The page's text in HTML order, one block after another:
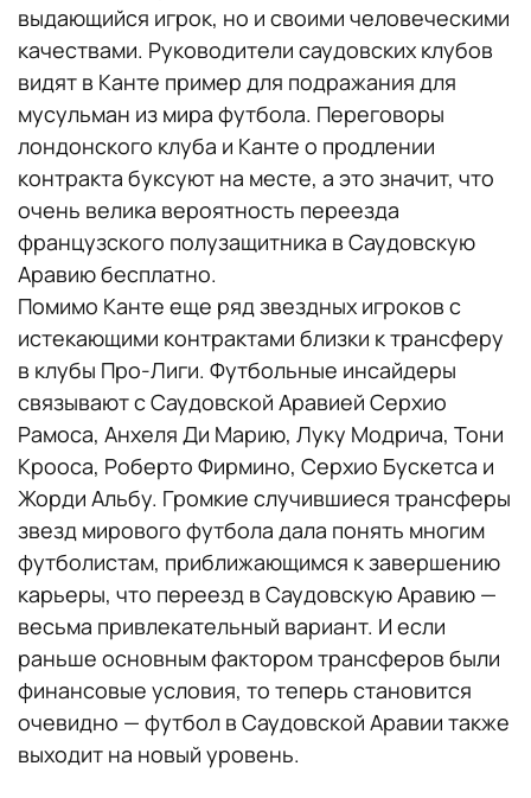
выдающийся игрок, но и своими человеческими
качествами. Руководители саудовских клубов
видят в Канте пример для подражания для
мусульман из мира футбола. Переговоры
лондонского клуба и Канте о продлении
контракта буксуют на месте, а это значит, что
очень велика вероятность переезда
французского полузащитника в Саудовскую
Аравию бесплатно.
Помимо Канте еще ряд звездных игроков с
истекающими контрактами близки к трансферу
в клубы Про-Лиги. Футбольные инсайдеры
связывают с Саудовской Аравией Серхио
Рамоса, Анхеля Ди Марию, Луку Модрича, Тони
Крооса, Роберто Фирмино, Серхио Бускетса и
Жорди Альбу. Громкие случившиеся трансферы
звезд мирового футбола дала понять многим
футболистам, приближающимся к завершению
карьеры, что переезд в Саудовскую Аравию —
весьма привлекательный вариант. И если
раньше основным фактором трансферов были
финансовые условия, то теперь становится
очевидно — футбол в Саудовской Аравии также
выходит на новый уровень.